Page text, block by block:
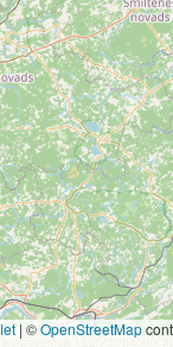
| ©OpenStreetMap